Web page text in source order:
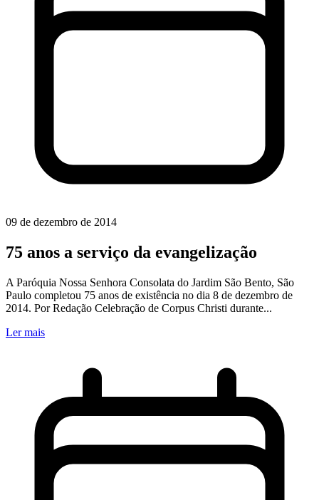
09 de dezembro de 2014
75 anos a serviço da evangelização
A Paróquia Nossa Senhora Consolata do Jardim São Bento, São
Paulo completou 75 anos de existência no dia 8 de dezembro de
2014. Por Redação Celebração de Corpus Christi durante...
Ler mais